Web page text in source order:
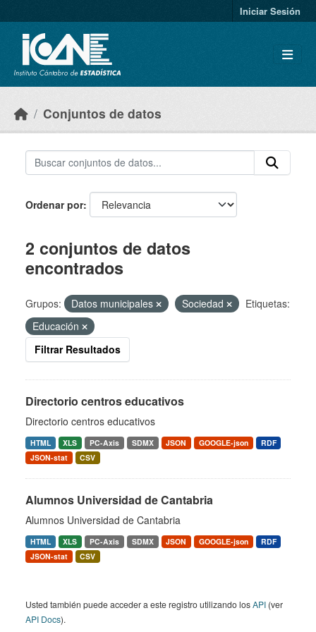
Iniciar Sesión
Conjuntos de datos
Ordenar por
2 conjuntos de datos
encontrados
Grupos: Datos municipales Sociedad
Etiquetas:
Educación
Filtrar Resultados
Directorio centros educativos
Directorio centros educativos
HTML XLS PC-Axis SDMX JSON GOOGLE-json
RDF
JSON-stat
CSV
Alumnos Universidad de Cantabria
Alumnos Universidad de Cantabria
HTML XLS PC-Axis SDMX JSON GOOGLE-json
RDF
JSON-stat
CSV
Usted también puede acceder a este registro utilizando losAPI (ver
API Docs).